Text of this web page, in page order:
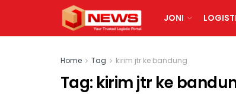
JONI
Home Tag kirim jtr ke bandung
Tag: kirim jtr ke